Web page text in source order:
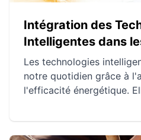
Intégration des
Intelligentes dans
Les technologies
notre quotidien grâce à
l'efficacité énergétique.
aussi la sécurité des
favorise un style de vie